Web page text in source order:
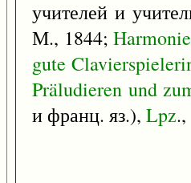
учителей и
М., 1844;
gute
Präludieren und
и франц. яз.), Lpz